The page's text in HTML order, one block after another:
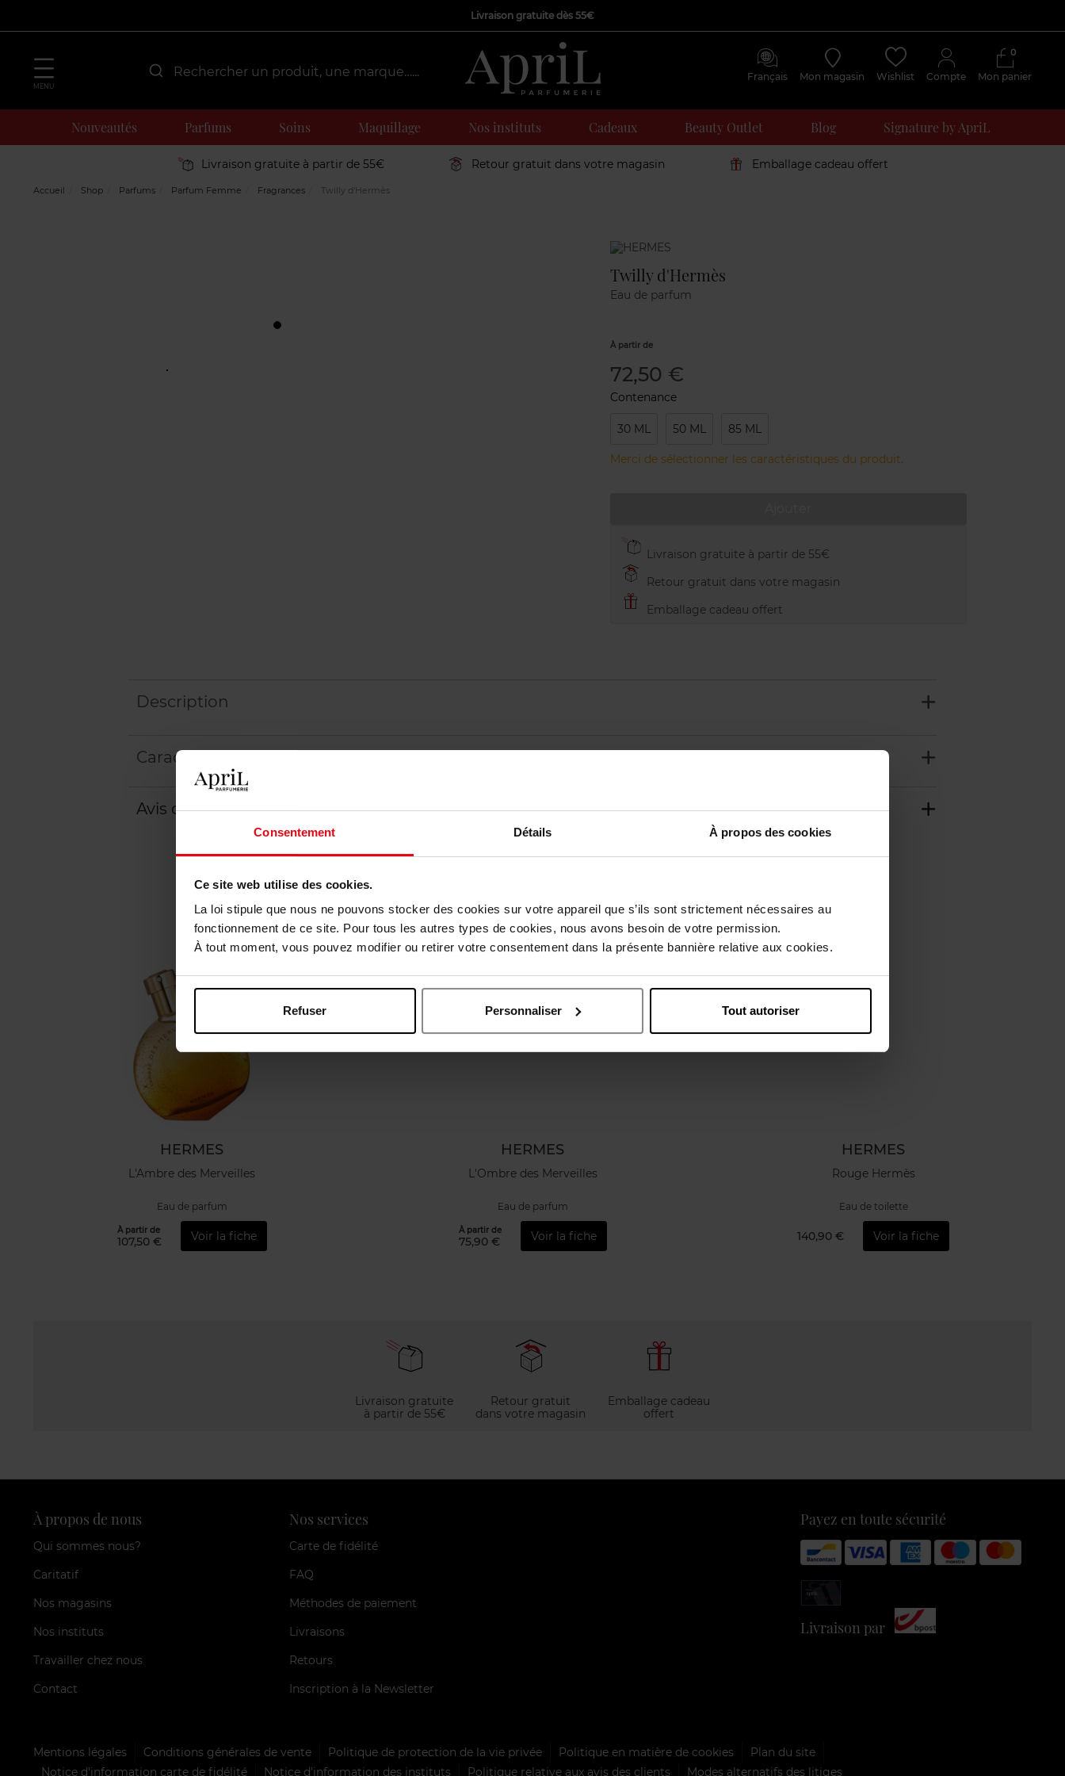
Consentement Détails À propos des cookies
Ce site web utilise des cookies.
La loi stipule que nous ne pouvons stocker des cookies sur votre appareil que s’ils sont strictement nécessaires au
fonctionnement de ce site. Pour tous les autres types de cookies, nous avons besoin de votre permission.
À tout moment, vous pouvez modifier ou retirer votre consentement dans la présente bannière relative aux cookies.
Refuser Personnaliser Tout autoriser
Livraison gratuite dès 55€
MENU
Français Mon magasin Wishlist Compte Mon panier
0
Nouveautés Parfums Soins Maquillage Nos instituts Cadeaux Beauty Outlet Blog Signature by ApriL
Livraison gratuite à partir de 55€ Retour gratuit dans votre magasin Emballage cadeau offert
Accueil Shop Parfums Parfum Femme Fragrances Twilly d'Hermès
Marque
Twilly d'Hermès
Eau de parfum
À partir de
72,50 €
Contenance
30 ML 50 ML 85 ML
Merci de sélectionner les caractéristiques du produit.
Livraison gratuite à partir de 55€
Retour gratuit dans votre magasin
Emballage cadeau offert
Description
Caractéristiques
Avis client
Vous aimerez peut-être
HERMES
L'Ambre des Merveilles
Eau de parfum
À partir de
107,50 € Voir la fiche
HERMES
L'Ombre des Merveilles
Eau de parfum
À partir de
75,90 € Voir la fiche
HERMES
Rouge Hermès
Eau de toilette
140,90 € Voir la fiche
Livraison gratuite
à partir de 55€
Retour gratuit
dans votre magasin
Emballage cadeau
offert
À propos de nous
Qui sommes nous?
Caritatif
Nos magasins
Nos instituts
Travailler chez nous
Contact
Nos services
Carte de fidélité
FAQ
Méthodes de paiement
Livraisons
Retours
Inscription à la Newsletter
Payez en toute sécurité
Livraison par
Mentions légales Conditions générales de vente Politique de protection de la vie privée Politique en matière de cookies
Plan du site
Notice d'information carte de fidélité
Notice d’information des instituts Politique relative aux avis des clients Modes alternatifs des litiges